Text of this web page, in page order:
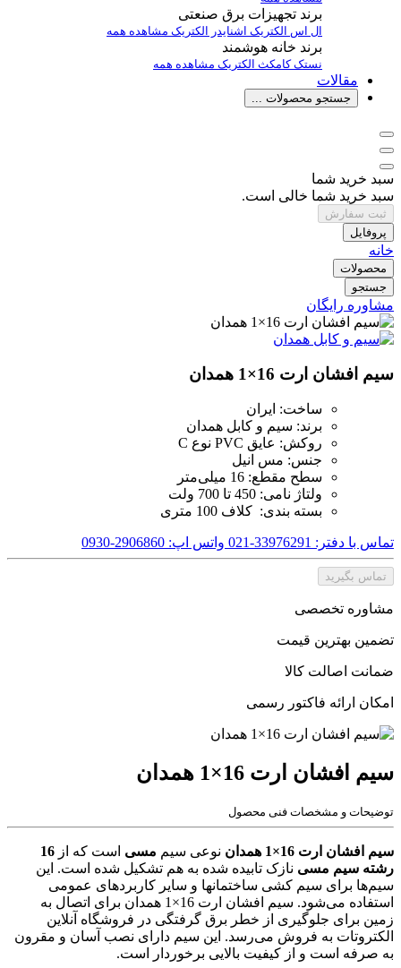
برند تجهیزات برق صنعتی
ال اس الکتریک اشنایدر الکتریک مشاهده همه
برند خانه هوشمند
نستککامکث الکتریک مشاهده همه
مقالات
جستجو محصولات ...
سبد خرید شما
سبد خرید شما خالی است.
ثبت سفارش
پروفایل
خانه
محصولات
جستجو
مشاوره رایگان
سیم افشان ارت 16×1 همدان
ساخت: ایران
برند: سیم و کابل همدان
روکش: عایق PVC نوع C
جنس: مس انیل
سطح مقطع: 16 میلی‌متر
ولتاژ نامی: 450 تا 700 ولت
بسته بندی: کلاف 100 متری
تماس با دفتر: 33976291-021 واتس اپ: 2906860-0930
تماس بگیرید
مشاوره تخصصی
تضمین بهترین قیمت
ضمانت اصالت کالا
امکان ارائه فاکتور رسمی
سیم افشان ارت 16×1 همدان
توضیحات و مشخصات فنی محصول
سیم افشان ارت 16×1 همدان نوعی سیم مسی است که از 16
رشته سیم مسی نازک تابیده شده به هم تشکیل شده است. این
سیم‌ها برای سیم کشی ساختمانها و سایر کاربردهای عمومی
استفاده می‌شود. سیم افشان ارت 16×1 همدان برای اتصال به
زمین برای جلوگیری از خطر برق گرفتگی در فروشگاه آنلاین
الکتروتات به فروش می‌رسد. این سیم دارای نصب آسان و مقرون
به صرفه است و از کیفیت بالایی برخوردار است.